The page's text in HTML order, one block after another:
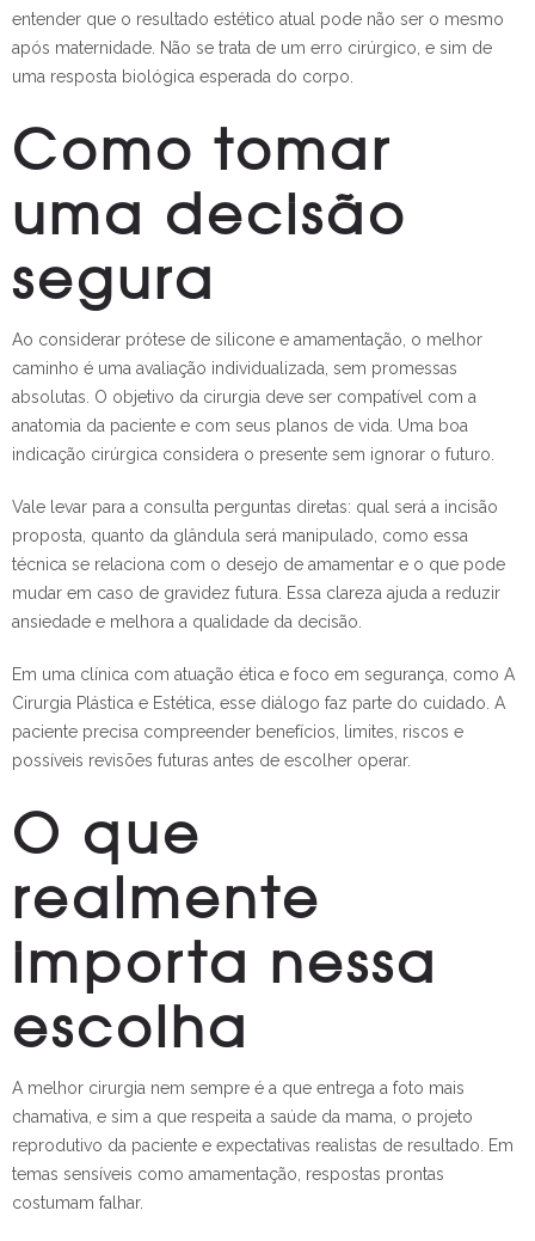
entender que o resultado estético atual pode não ser o mesmo
após maternidade. Não se trata de um erro cirúrgico, e sim de
uma resposta biológica esperada do corpo.
Como tomar
uma decisão
segura
Ao considerar prótese de silicone e amamentação, o melhor
caminho é uma avaliação individualizada, sem promessas
absolutas. O objetivo da cirurgia deve ser compatível com a
anatomia da paciente e com seus planos de vida. Uma boa
indicação cirúrgica considera o presente sem ignorar o futuro.
Vale levar para a consulta perguntas diretas: qual será a incisão
proposta, quanto da glândula será manipulado, como essa
técnica se relaciona com o desejo de amamentar e o que pode
mudar em caso de gravidez futura. Essa clareza ajuda a reduzir
ansiedade e melhora a qualidade da decisão.
Em uma clínica com atuação ética e foco em segurança, como A
Cirurgia Plástica e Estética, esse diálogo faz parte do cuidado. A
paciente precisa compreender benefícios, limites, riscos e
possíveis revisões futuras antes de escolher operar.
O que
realmente
importa nessa
escolha
A melhor cirurgia nem sempre é a que entrega a foto mais
chamativa, e sim a que respeita a saúde da mama, o projeto
reprodutivo da paciente e expectativas realistas de resultado. Em
temas sensíveis como amamentação, respostas prontas
costumam falhar.